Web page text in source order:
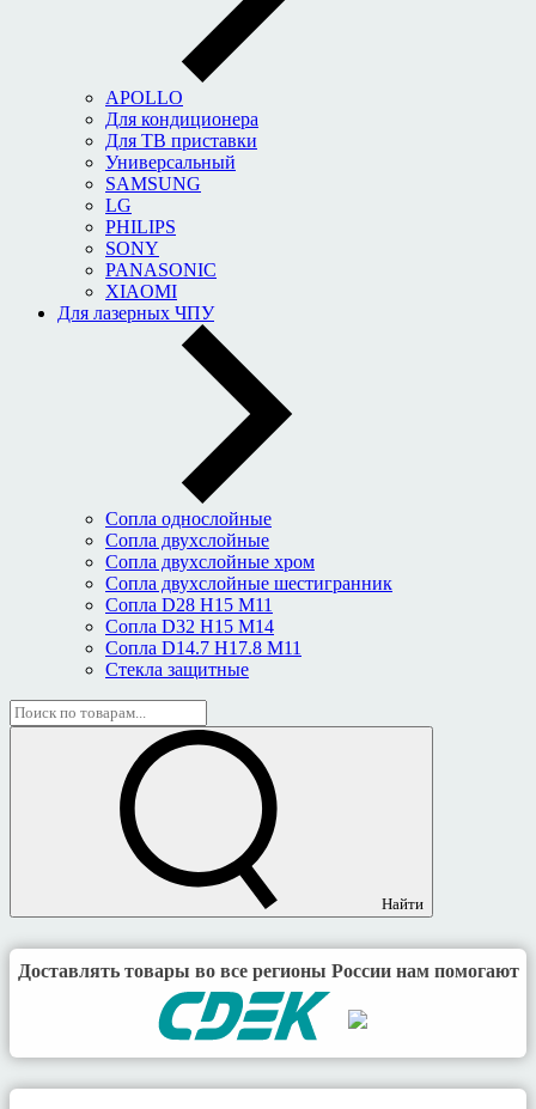
APOLLO
Для кондиционера
Для ТВ приставки
Универсальный
SAMSUNG
LG
PHILIPS
SONY
PANASONIC
XIAOMI
Для лазерных ЧПУ
Сопла однослойные
Сопла двухслойные
Сопла двухслойные хром
Сопла двухслойные шестигранник
Сопла D28 H15 M11
Сопла D32 H15 M14
Сопла D14.7 H17.8 M11
Стекла защитные
Найти
Доставлять товары во все регионы России нам помогают